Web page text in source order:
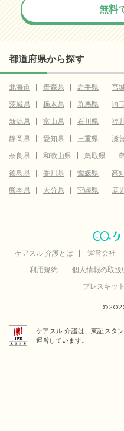
無料
都道府県から探す
北海道 青森県 岩手県 宮
茨城県
栃木県 群馬県 埼
新潟県
富山県 石川県 福
静岡県
愛知県 三重県 滋
奈良県
和歌山県 鳥取県
徳島県
香川県 愛媛県 高
熊本県
大分県 宮崎県 鹿
ケアスル 介護とは 運営会社
利用規約
個人情報の取扱
プレスキット
ケアスル 介護は、東証スタ
運営しています。